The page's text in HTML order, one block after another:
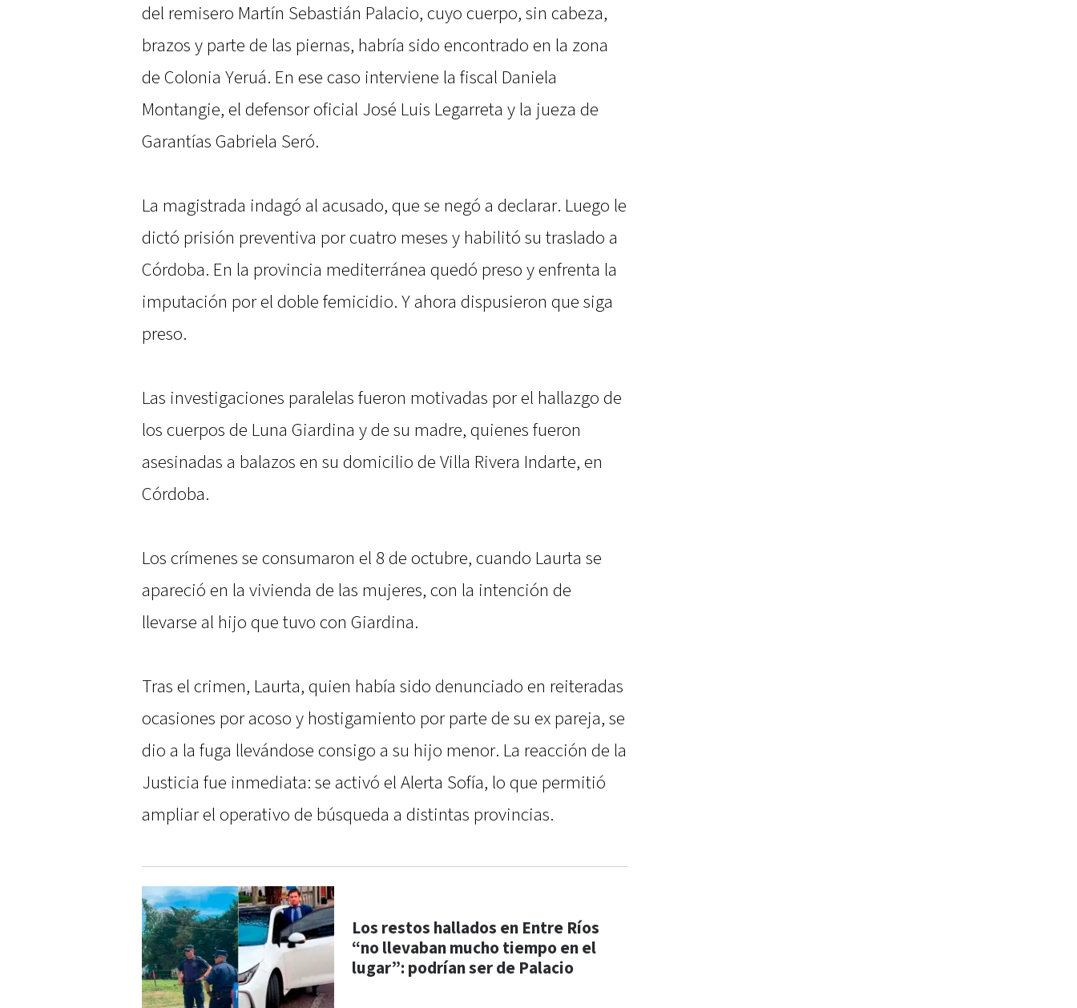
del remisero Martín Sebastián Palacio, cuyo cuerpo, sin cabeza,
brazos y parte de las piernas, habría sido encontrado en la zona
de Colonia Yeruá. En ese caso interviene la fiscal Daniela
Montangie, el defensor oficial José Luis Legarreta y la jueza de
Garantías Gabriela Seró.
La magistrada indagó al acusado, que se negó a declarar. Luego le
dictó prisión preventiva por cuatro meses y habilitó su traslado a
Córdoba. En la provincia mediterránea quedó preso y enfrenta la
imputación por el doble femicidio. Y ahora dispusieron que siga
preso.
Las investigaciones paralelas fueron motivadas por el hallazgo de
los cuerpos de Luna Giardina y de su madre, quienes fueron
asesinadas a balazos en su domicilio de Villa Rivera Indarte, en
Córdoba.
Los crímenes se consumaron el 8 de octubre, cuando Laurta se
apareció en la vivienda de las mujeres, con la intención de
llevarse al hijo que tuvo con Giardina.
Tras el crimen, Laurta, quien había sido denunciado en reiteradas
ocasiones por acoso y hostigamiento por parte de su ex pareja, se
dio a la fuga llevándose consigo a su hijo menor. La reacción de la
Justicia fue inmediata: se activó el Alerta Sofía, lo que permitió
ampliar el operativo de búsqueda a distintas provincias.
Los restos hallados en Entre Ríos
“no llevaban mucho tiempo en el
lugar”: podrían ser de Palacio